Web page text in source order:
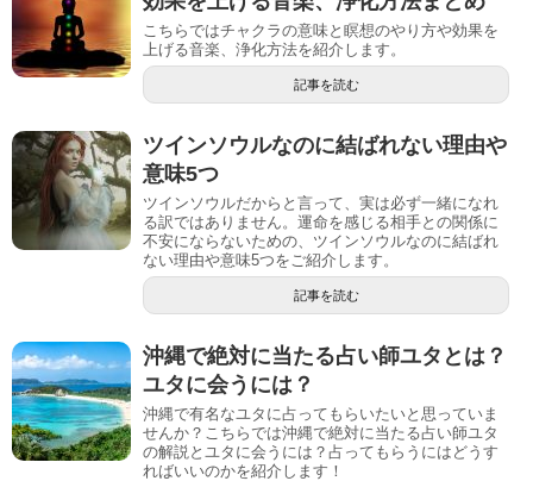
こちらではチャクラの意味と瞑想のやり方や効果を
上げる音楽、浄化方法を紹介します。
記事を読む
ツインソウルなのに結ばれない理由や
意味5つ
ツインソウルだからと言って、実は必ず一緒になれ
る訳ではありません。運命を感じる相手との関係に
不安にならないための、ツインソウルなのに結ばれ
ない理由や意味5つをご紹介します。
記事を読む
沖縄で絶対に当たる占い師ユタとは？
ユタに会うには？
沖縄で有名なユタに占ってもらいたいと思っていま
せんか？こちらでは沖縄で絶対に当たる占い師ユタ
の解説とユタに会うには？占ってもらうにはどうす
ればいいのかを紹介します！